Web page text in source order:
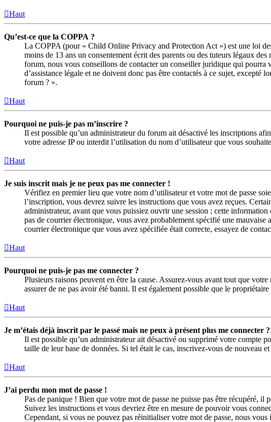
Haut
Qu’est-ce que la COPPA ?
La COPPA (pour « Child Online Privacy and Protection Act ») est une loi
moins de 13 ans un consentement écrit des parents ou des tuteurs légaux
forum, nous vous conseillons de contacter un conseiller juridique qui
d’assistance légale et ne doivent donc pas être contactés à ce sujet, excepté
forum ? ».
Haut
Pourquoi ne puis-je pas m’inscrire ?
Il est possible qu’un administrateur du forum ait désactivé les inscriptions
votre adresse IP ou interdit l’utilisation du nom d’utilisateur que vous
Haut
Je suis inscrit mais je ne peux pas me connecter !
Vérifiez en premier lieu que votre nom d’utilisateur et votre mot de passe
l’inscription, vous devrez suivre les instructions que vous avez reçues.
administrateur, avant que vous puissiez ouvrir une session ; cette
pas de courrier électronique, vous avez probablement spécifié une
courrier électronique que vous avez spécifiée était correcte, essayez de
Haut
Pourquoi ne puis-je pas me connecter ?
Plusieurs raisons peuvent en être la cause. Assurez-vous avant tout que
assurer de ne pas avoir été banni. Il est également possible que le
Haut
Je m’étais déjà inscrit par le passé mais ne peux à présent plus me connecter
Il est possible qu’un administrateur ait désactivé ou supprimé votre compte
taille de leur base de données. Si tel était le cas, inscrivez-vous de nouveau
Haut
J’ai perdu mon mot de passe !
Pas de panique ! Bien que votre mot de passe ne puisse pas être récupéré,
Suivez les instructions et vous devriez être en mesure de pouvoir vous
Cependant, si vous ne pouvez pas réinitialiser votre mot de passe, nous